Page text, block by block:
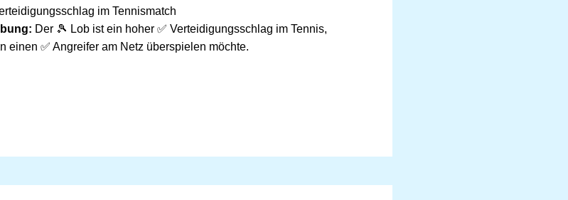
im Tennismatch
Der 🎾 Lob ist ein hoher ✅ Verteidigungsschlag im Tennis,
einen ✅ Angreifer am Netz überspielen möchte.